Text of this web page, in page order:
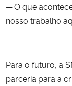
— O que
nosso trabalho
Para o futuro, a
parceria para a